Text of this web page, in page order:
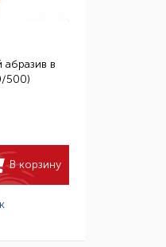
в
500)
В корзину